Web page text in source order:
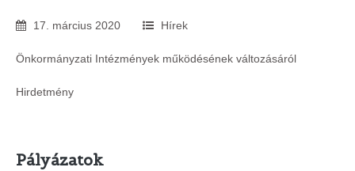
17 március 2020 Hírek
Önkormányzati Intézmények működésének változásáról
Hirdetmény
Pályázatok